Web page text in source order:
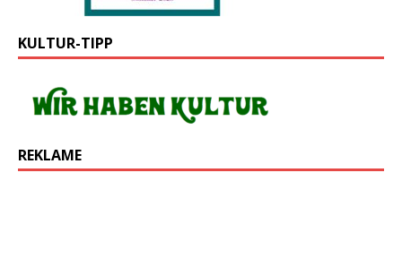
KULTUR-TIPP
REKLAME